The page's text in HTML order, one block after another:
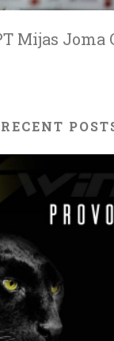
Mijas Joma
RECENT